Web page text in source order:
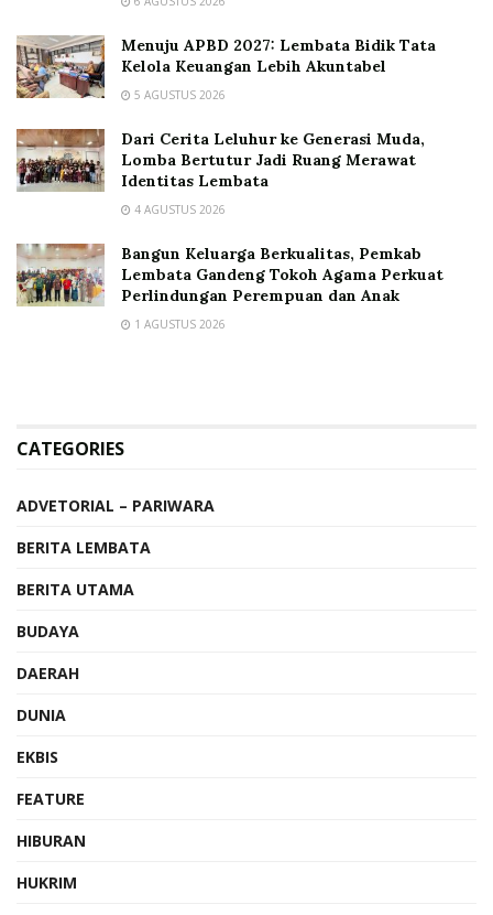
Menuju APBD 2027: Lembata Bidik Tata
Kelola Keuangan Lebih Akuntabel
5 AGUSTUS 2026
Dari Cerita Leluhur ke Generasi Muda,
Lomba Bertutur Jadi Ruang Merawat
Identitas Lembata
4 AGUSTUS 2026
Bangun Keluarga Berkualitas, Pemkab
Lembata Gandeng Tokoh Agama Perkuat
Perlindungan Perempuan dan Anak
1 AGUSTUS 2026
CATEGORIES
ADVETORIAL – PARIWARA
BERITA LEMBATA
BERITA UTAMA
BUDAYA
DAERAH
DUNIA
EKBIS
FEATURE
HIBURAN
HUKRIM